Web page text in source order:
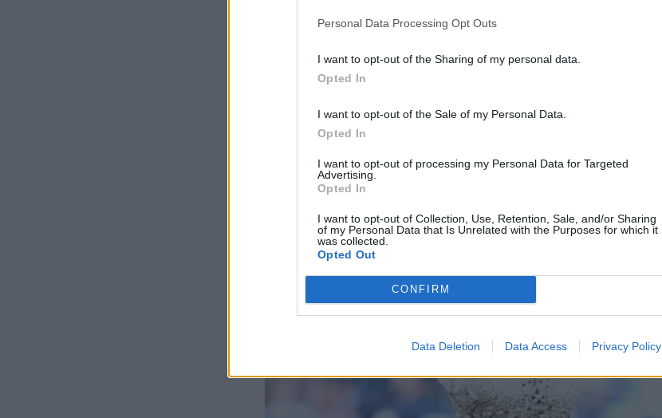
Personal Data Processing Opt Outs
I want to opt-out of the Sharing of my personal data.
Opted In
I want to opt-out of the Sale of my Personal Data.
Opted In
I want to opt-out of processing my Personal Data for Targeted
Advertising.
Opted In
I want to opt-out of Collection, Use, Retention, Sale, and/or Sharing
of my Personal Data that Is Unrelated with the Purposes for which it
was collected.
Opted Out
CONFIRM
Data Deletion Data Access Privacy Policy